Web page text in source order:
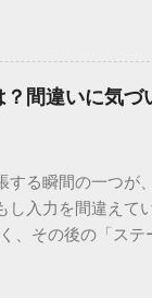
在の地名が異な
た戸籍謄本に基づ
ムーズです。 2.
日を迎えるため
「自国に仕事や
ある場合（会社
と確実です。 役職
（営業職）、
区町村」と「都
合でも正直に回
。かつて働いて
間違いに気
する瞬間の一つが
入力を間違えて
、その後の「ス
請後のチェック